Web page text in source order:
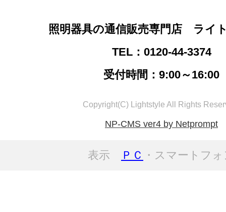
照明器具の通信販売専門店 ライ
TEL：0120-44-3374
受付時間：9:00～16:00
Copyright(C) Lightstyle All Rights
NP-CMS ver4 by Netprompt
表示 ＰＣ ・スマートフ